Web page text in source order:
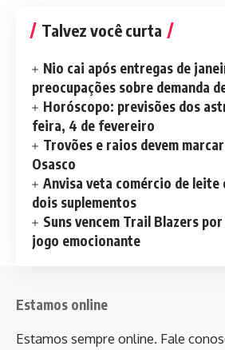
Talvez você curta
Nio cai após entregas de
preocupações sobre demanda
Horóscopo: previsões dos
feira, 4 de fevereiro
Trovões e raios devem
Osasco
Anvisa veta comércio de leite
dois suplementos
Suns vencem Trail Blazers por
jogo emocionante
Estamos online
Estamos sempre online. Fale